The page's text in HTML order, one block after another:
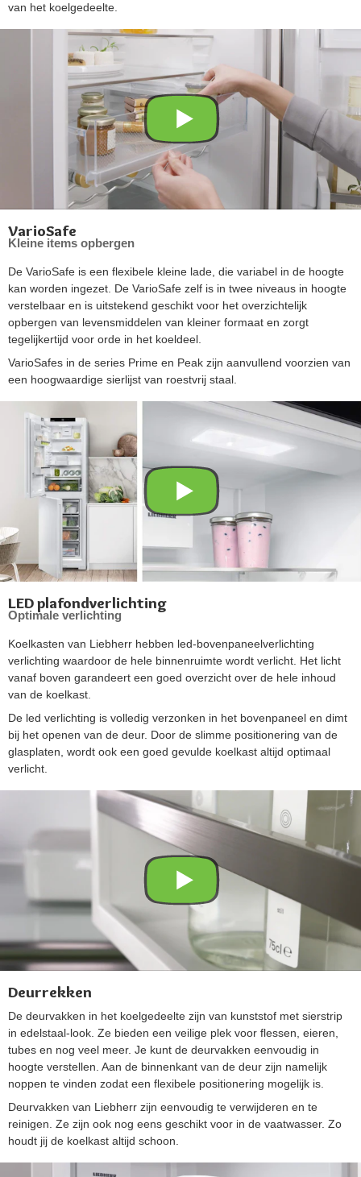
van het koelgedeelte.
VarioSafe
Kleine items opbergen
De VarioSafe is een flexibele kleine lade, die variabel in de hoogte
kan worden ingezet. De VarioSafe zelf is in twee niveaus in hoogte
verstelbaar en is uitstekend geschikt voor het overzichtelijk
opbergen van levensmiddelen van kleiner formaat en zorgt
tegelijkertijd voor orde in het koeldeel.
VarioSafes in de series Prime en Peak zijn aanvullend voorzien van
een hoogwaardige sierlijst van roestvrij staal.
LED plafondverlichting
Optimale verlichting
Koelkasten van Liebherr hebben led-bovenpaneelverlichting
verlichting waardoor de hele binnenruimte wordt verlicht. Het licht
vanaf boven garandeert een goed overzicht over de hele inhoud
van de koelkast.
De led verlichting is volledig verzonken in het bovenpaneel en dimt
bij het openen van de deur. Door de slimme positionering van de
glasplaten, wordt ook een goed gevulde koelkast altijd optimaal
verlicht.
Deurrekken
De deurvakken in het koelgedeelte zijn van kunststof met sierstrip
in edelstaal-look. Ze bieden een veilige plek voor flessen, eieren,
tubes en nog veel meer. Je kunt de deurvakken eenvoudig in
hoogte verstellen. Aan de binnenkant van de deur zijn namelijk
noppen te vinden zodat een flexibele positionering mogelijk is.
Deurvakken van Liebherr zijn eenvoudig te verwijderen en te
reinigen. Ze zijn ook nog eens geschikt voor in de vaatwasser. Zo
houdt jij de koelkast altijd schoon.